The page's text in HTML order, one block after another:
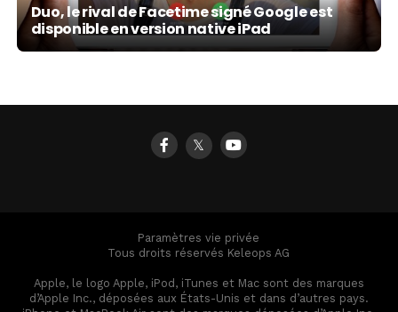
Duo, le rival de Facetime signé Google est
disponible en version native iPad
𝕏
Paramètres vie privée
Tous droits réservés Keleops AG
Apple, le logo Apple, iPod, iTunes et Mac sont des marques
d’Apple Inc., déposées aux États-Unis et dans d’autres pays.